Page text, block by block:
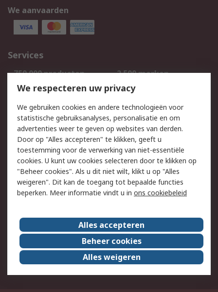
We aanvaarden
Services
750.000 producten
2.500 merken
Bestellen
Inkoopoplossingen
Track & Trace
Wettelijk
Cookiebeleid
Email veiligheid
Privacybeleid
Websitevoorwaarden
Algemene
verkoopvoorwaarden
Over RS
RS Group
Over ons
RS wereldwijd
Werken bij RS
ESG
We respecteren uw privacy
We gebruiken cookies en andere technologieën voor
statistische gebruiksanalyses, personalisatie en om
advertenties weer te geven op websites van derden.
Door op "Alles accepteren" te klikken, geeft u
toestemming voor de verwerking van niet-essentiële
cookies. U kunt uw cookies selecteren door te klikken op
"Beheer cookies". Als u dit niet wilt, klikt u op "Alles
weigeren". Dit kan de toegang tot bepaalde functies
beperken. Meer informatie vindt u in ons cookiebeleid
Alles accepteren
Beheer cookies
Alles weigeren